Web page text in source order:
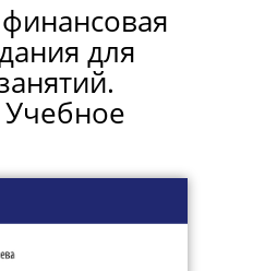
финансовая
для
Учебное